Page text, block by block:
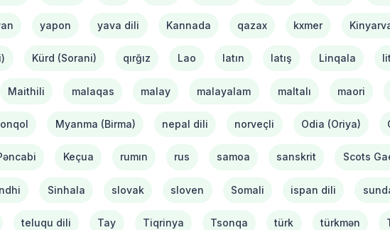
yapon yava dili Kannada qazax kxmer
Kürd (Sorani) qırğız Lao latın latış Linqala
Maithili malaqas malay malayalam maltalı maori
Myanma (Birma) nepal dili norveçli Odia (Oriya)
Keçua rumın rus samoa sanskrit Scots
Sinhala slovak sloven Somali ispan dili
teluqu dili Tay Tiqrinya Tsonqa türk türkmən